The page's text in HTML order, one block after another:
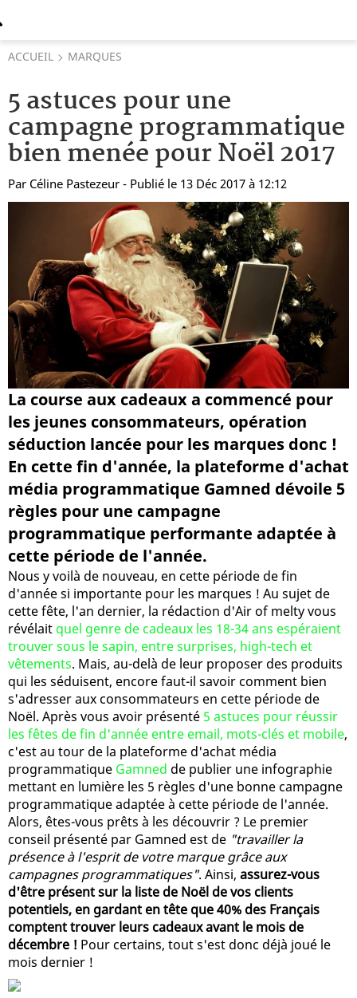
ACCUEIL MARQUES
5 astuces pour une
campagne programmatique
bien menée pour Noël 2017
Par Céline Pastezeur - Publié le 13 Déc 2017 à 12:12
La course aux cadeaux a commencé pour
les jeunes consommateurs, opération
séduction lancée pour les marques donc !
En cette fin d'année, la plateforme d'achat
média programmatique Gamned dévoile 5
règles pour une campagne
programmatique performante adaptée à
cette période de l'année.
Nous y voilà de nouveau, en cette période de fin
d'année si importante pour les marques ! Au sujet de
cette fête, l'an dernier, la rédaction d'Air of melty vous
révélait quel genre de cadeaux les 18-34 ans espéraient
trouver sous le sapin, entre surprises, high-tech et
vêtements. Mais, au-delà de leur proposer des produits
qui les séduisent, encore faut-il savoir comment bien
s'adresser aux consommateurs en cette période de
Noël. Après vous avoir présenté 5 astuces pour réussir
les fêtes de fin d'année entre email, mots-clés et mobile,
c'est au tour de la plateforme d'achat média
programmatique Gamned de publier une infographie
mettant en lumière les 5 règles d'une bonne campagne
programmatique adaptée à cette période de l'année.
Alors, êtes-vous prêts à les découvrir ? Le premier
conseil présenté par Gamned est de "travailler la
présence à l'esprit de votre marque grâce aux
campagnes programmatiques". Ainsi, assurez-vous
d'être présent sur la liste de Noël de vos clients
potentiels, en gardant en tête que 40% des Français
comptent trouver leurs cadeaux avant le mois de
décembre ! Pour certains, tout s'est donc déjà joué le
mois dernier !